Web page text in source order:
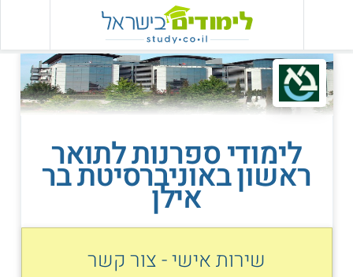
לימודי ספרנות לתואר
ראשון באוניברסיטת בר
אילן
שירות אישי - צור קשר